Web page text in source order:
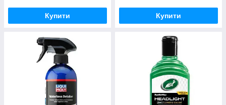
Купити Купити